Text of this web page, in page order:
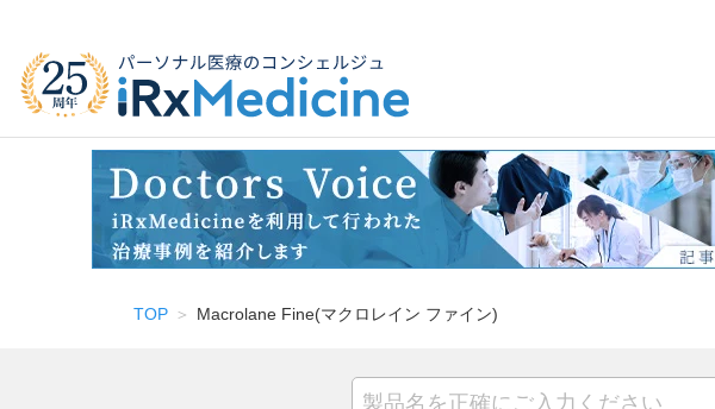
TOP Macrolane Fine(マクロレイン ファイン)